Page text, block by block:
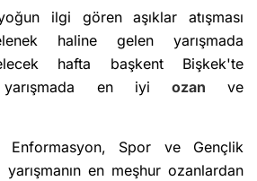
ilgi gören aşıklar atışması
haline gelen yarışmada
hafta başkent Bişkek'te
yarışmada en iyi ozan ve
Enformasyon, Spor ve Gençlik
yarışmanın en meşhur ozanlardan